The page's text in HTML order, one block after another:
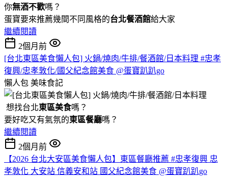
你無酒不歡嗎？
蛋寶要來推薦幾間不同風格的台北餐酒館給大家
繼續閱讀
2個月前
[台北東區美食懶人包] 火鍋/燒肉/牛排/餐酒館/日本料理 #忠孝
復興/忠孝敦化/國父紀念館美食 @蛋寶趴趴go
懶人包 美味食記
想找台北東區美食嗎？
要好吃又有氣氛的東區餐廳嗎？
繼續閱讀
2個月前
【2026 台北大安區美食懶人包】東區餐廳推薦 #忠孝復興 忠
孝敦化 大安站 信義安和站 國父紀念館美食 @蛋寶趴趴go